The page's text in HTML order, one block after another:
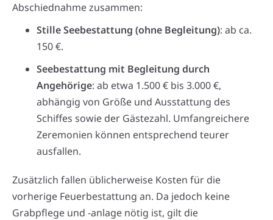
Abschiednahme zusammen:
Stille Seebestattung (ohne Begleitung): ab ca.
150 €.
Seebestattung mit Begleitung durch
Angehörige: ab etwa 1.500 € bis 3.000 €,
abhängig von Größe und Ausstattung des
Schiffes sowie der Gästezahl. Umfangreichere
Zeremonien können entsprechend teurer
ausfallen.
Zusätzlich fallen üblicherweise Kosten für die
vorherige Feuerbestattung an. Da jedoch keine
Grabpflege und -anlage nötig ist, gilt die